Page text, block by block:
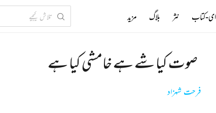
صوت کیا شے ہے خامشی کیا ہے
فرحت شہزاد
ای-کتاب نثر بلاگ مزید